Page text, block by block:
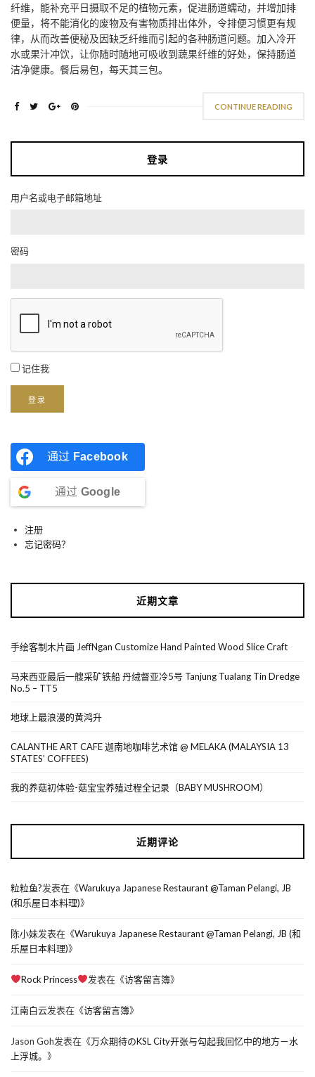
纤维，能补充平日摄取不足的植物元素，促进肠道蠕动，并增加排
便量，将不能消化的废物及有害物质排出体外，令排便习惯更有规
律，从而改善便秘及因缺乏纤维而引起的各种肠道问题。加入冷开
水或果汁冲饮，让你随时随地可吸收到蔬果纤维的好处，保持肠道
洁净健康。餐后易包，每天其三包。
CONTINUE READING
登录
用户名或电子邮箱地址
密码
记住我
登录
通过 Facebook
通过 Google
注册
忘记密码？
近期文章
手绘客制木片画 JeffNgan Customize Hand Painted Wood Slice Craft
马来西亚最后一艘采矿铁船 丹绒督亚冷5号 Tanjung Tualang Tin Dredge
No.5 – TT5
地球上最浪漫的黄鸿升
CALANTHE ART CAFE 迦南地咖啡艺术馆 @ MELAKA (MALAYSIA 13
STATES’ COFFEES)
我的养菇初体验-菇宝宝养殖过程全记录（BABY MUSHROOM）
近期评论
粒粒鱼?发表在《Warukuya Japanese Restaurant @Taman Pelangi, JB
(和乐屋日本料理)》
陈小妹发表在《Warukuya Japanese Restaurant @Taman Pelangi, JB (和
乐屋日本料理)》
Rock Princess 发表在《访客留言簿》
江南白云发表在《访客留言簿》
Jason Goh发表在《万众期待のKSL City开张与勾起我回忆中的地方－水
上浮城。 》